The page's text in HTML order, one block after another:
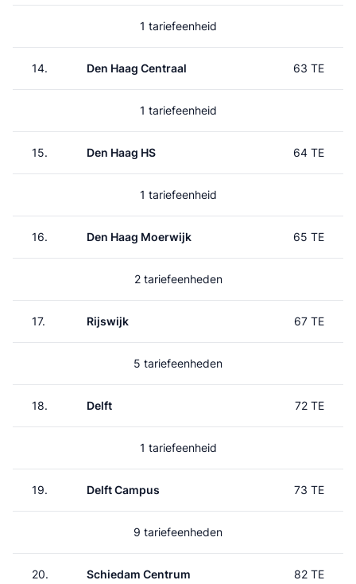
1 tariefeenheid
14. Den Haag Centraal 63 TE
1 tariefeenheid
15. Den Haag HS 64 TE
1 tariefeenheid
16. Den Haag Moerwijk 65 TE
2 tariefeenheden
17. Rijswijk 67 TE
5 tariefeenheden
18. Delft 72 TE
1 tariefeenheid
19. Delft Campus 73 TE
9 tariefeenheden
20. Schiedam Centrum 82 TE